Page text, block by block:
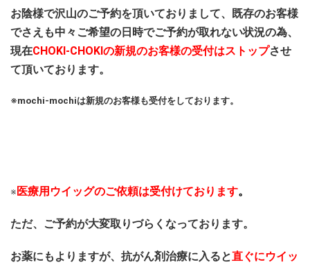
お陰様で沢山のご予約を頂いておりまして、既存のお客様
でさえも中々ご希望の日時でご予約が取れない状況の為、
現在CHOKI-CHOKIの新規のお客様の受付はストップさせ
て頂いております。
※mochi-mochiは新規のお客様も受付をしております。
※医療用ウイッグのご依頼は受付けております。
ただ、ご予約が大変取りづらくなっております。
お薬にもよりますが、抗がん剤治療に入ると直ぐにウイッ